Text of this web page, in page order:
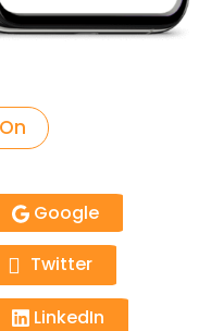
Google
Twitter
LinkedIn